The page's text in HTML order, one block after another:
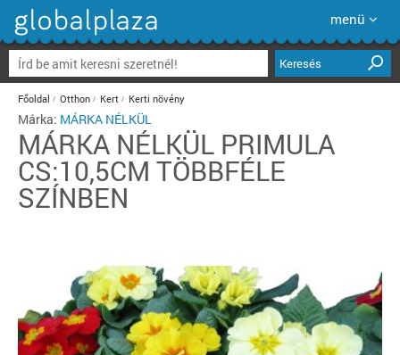
menü
Keresés
Főoldal Otthon Kert Kerti növény
Márka: MÁRKA NÉLKÜL
MÁRKA NÉLKÜL PRIMULA
CS:10,5CM TÖBBFÉLE
SZÍNBEN